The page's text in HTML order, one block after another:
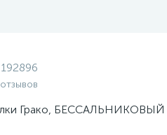
192896
Грако, БЕССАЛЬНИКОВЫЙ